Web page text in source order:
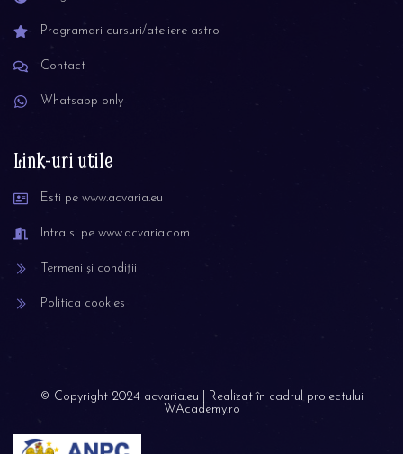
Programari cursuri/ateliere astro
Contact
Whatsapp only
Link-uri utile
Esti pe www.acvaria.eu
Intra si pe www.acvaria.com
Termeni și condiții
Politica cookies
© Copyright 2024 acvaria.eu | Realizat în cadrul proiectului
WAcademy.ro